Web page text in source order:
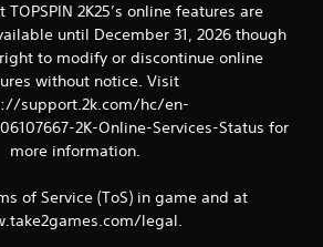
e
s
r
e
2K25’s online features are
until December 31, 2026 though
to modify or discontinue online
without notice. Visit
support.2k.com/hc/en-
2K-Online-Services-Status for
more information.
of Service (ToS) in game and at
legal.